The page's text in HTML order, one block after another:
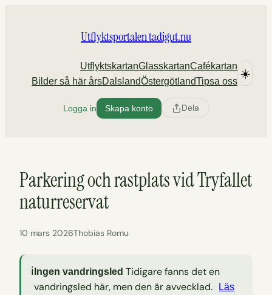
Utflyktsportalen tadigut.nu
UtflyktskartanGlasskartanCafékartan
Bilder så här årsDalslandÖstergötlandTipsa oss
☀️
Logga in Skapa konto Dela
Parkering och rastplats vid Tryfallet
naturreservat
10 mars 2026Thobias Romu
ℹ Ingen vandringsled Tidigare fanns det en
vandringsled här, men den är avvecklad.
Läs